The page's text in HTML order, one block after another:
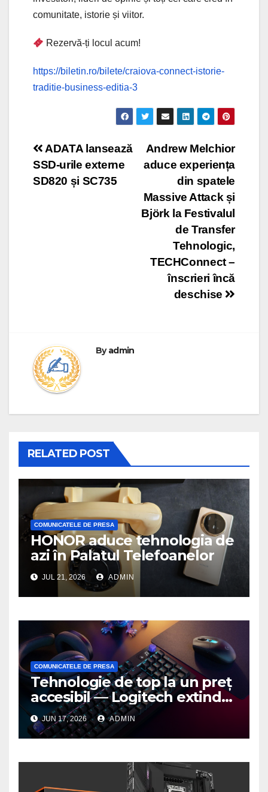
comunitate, istorie și viitor.
Rezervă-ți locul acum!
https://biletin.ro/bilete/craiova-connect-istorie-
traditie-business-editia-3
Post
navigation
Andrew Melchior
aduce experiența
din spatele
Massive Attack și
Björk la Festivalul
de Transfer
Tehnologic,
TECHConnect –
înscrieri încă
deschise
ADATA lansează
SSD-urile externe
SD820 și SC735
Byadmin
RELATED POST
COMUNICATELE DE PRESA
HONOR aduce tehnologia de
azi în Palatul Telefoanelor
JUL 21, 2026 ADMIN
COMUNICATELE DE PRESA
Tehnologie de top la un preț
accesibil — Logitech extinde
seria G3 cu un nou mouse și
o nouă tastatură pentru
gaming pe PC
JUN 17, 2026 ADMIN